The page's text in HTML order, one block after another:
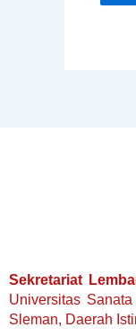
Sekretariat
Universitas
Sleman, Daerah